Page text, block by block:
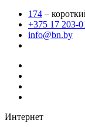
174 –
+375 17 203-
info@bn.by
Интернет